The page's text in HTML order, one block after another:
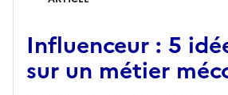
Influenceur : 5
sur un métier